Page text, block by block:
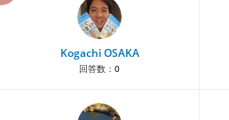
Kogachi OSAKA
回答数： 0